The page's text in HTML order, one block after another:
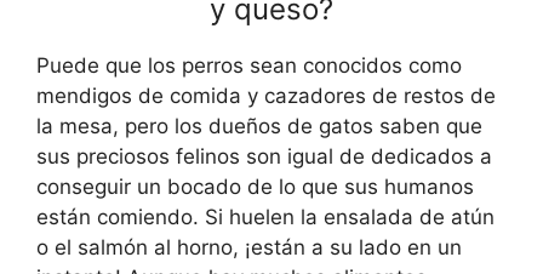
y queso?
Puede que los perros sean conocidos como
mendigos de comida y cazadores de restos de
la mesa, pero los dueños de gatos saben que
sus preciosos felinos son igual de dedicados a
conseguir un bocado de lo que sus humanos
están comiendo. Si huelen la ensalada de atún
o el salmón al horno, ¡están a su lado en un